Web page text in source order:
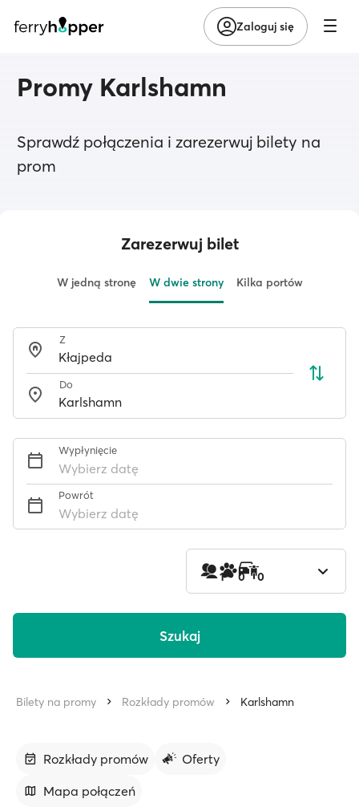
Zaloguj się
Promy Karlshamn
Sprawdź połączenia i zarezerwuj bilety na
prom
Zarezerwuj bilet
W jedną stronę W dwie strony Kilka portów
Z
Do
Wypłynięcie
Wybierz datę
Powrót
Wybierz datę
1 0 0
Szukaj
Bilety na promy Rozkłady promów Karlshamn
Rozkłady promów
Oferty
Mapa połączeń